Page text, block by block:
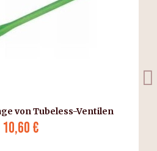
von Tubeless-Ventilen
10,60 €